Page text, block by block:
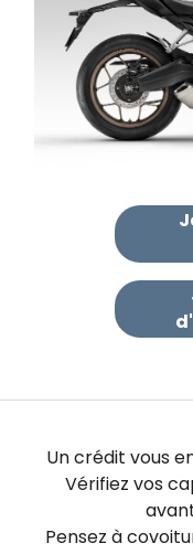
Un crédit vous
Vérifiez vos
Pensez à